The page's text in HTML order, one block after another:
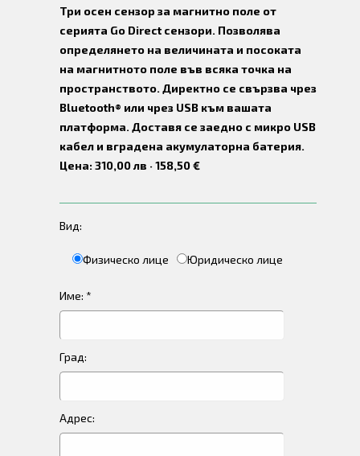
Три осен сензор за магнитно поле от
серията Go Direct сензори. Позволява
определянето на величината и посоката
на магнитното поле във всяка точка на
пространството. Директно се свързва чрез
Bluetooth® или чрез USB към вашата
платформа. Доставя се заедно с микро USB
кабел и вградена акумулаторна батерия.
Цена: 310,00 лв · 158,50 €
Вид:
Физическо лице Юридическо лице
Име: *
Град:
Адрес: